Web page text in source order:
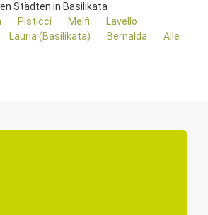
Städten in Basilikata
Pisticci Melfi
Lavello
Lauria (Basilikata) Bernalda
Alle